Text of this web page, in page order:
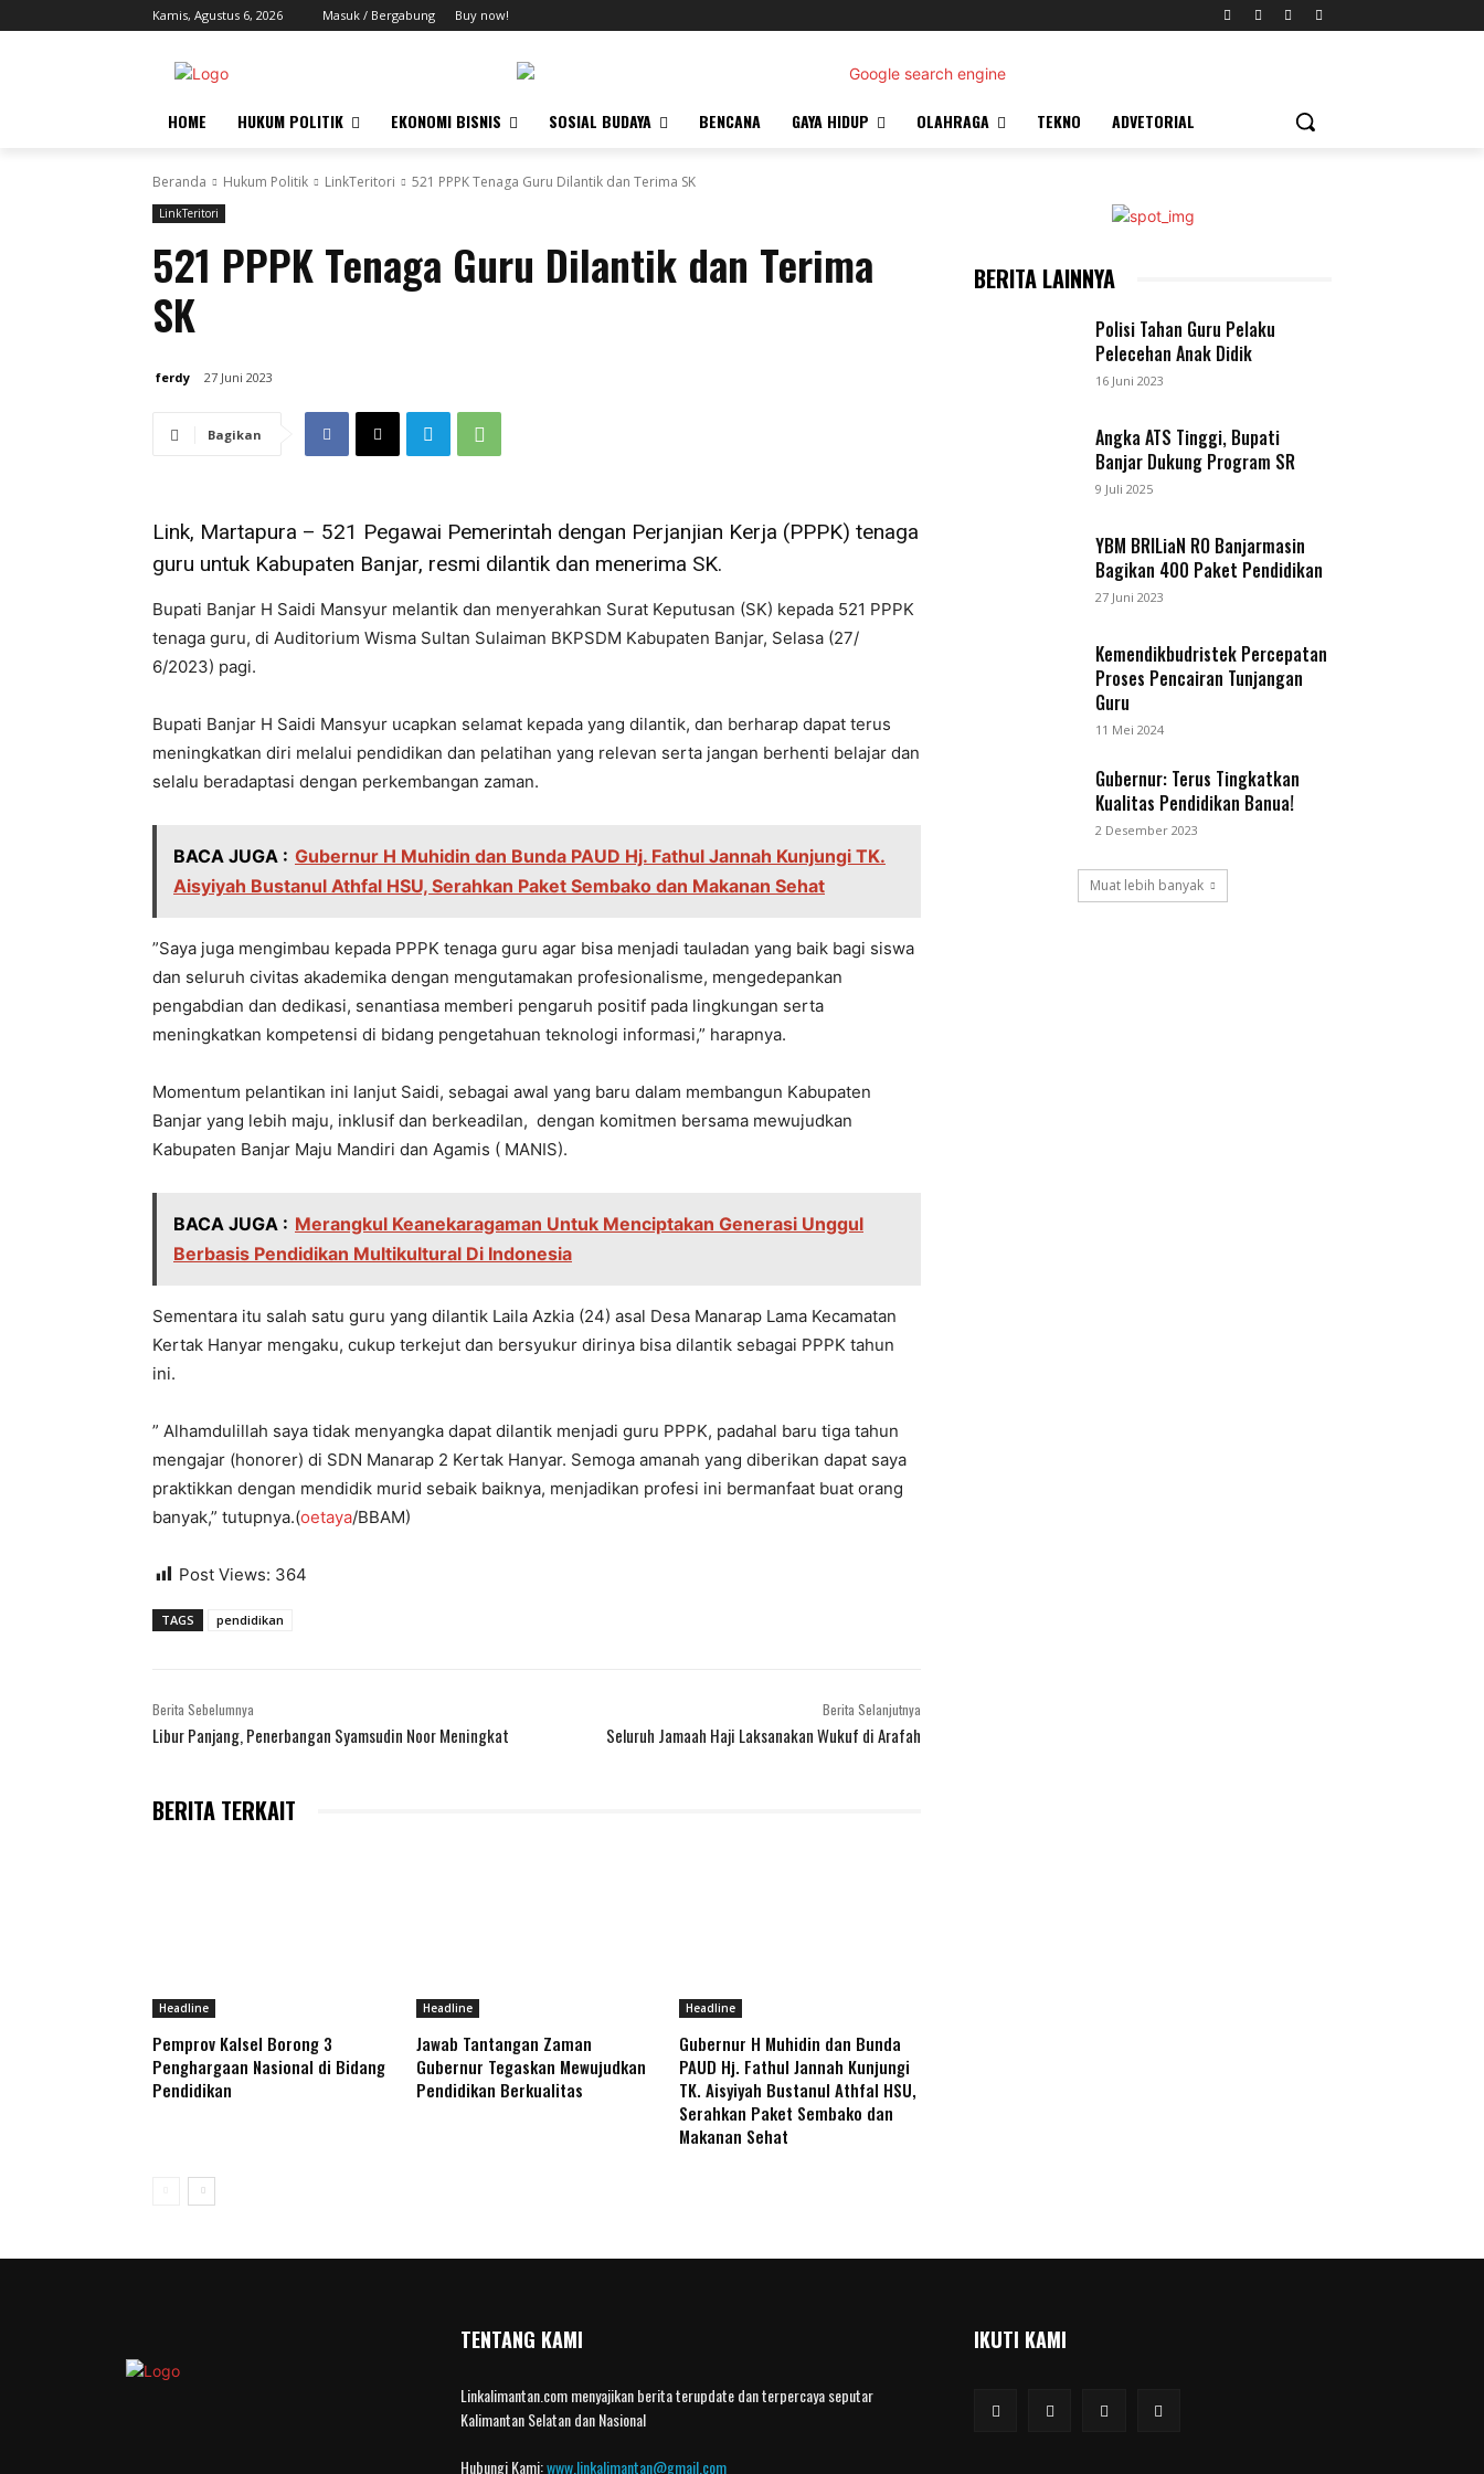
Kamis, Agustus 6, 2026 Masuk / Bergabung Buy now!
HOME HUKUM POLITIK EKONOMI BISNIS SOSIAL BUDAYA BENCANA GAYA HIDUP OLAHRAGA TEKNO ADVETORIAL
Beranda Hukum Politik LinkTeritori 521 PPPK Tenaga Guru Dilantik dan Terima SK
LinkTeritori
521 PPPK Tenaga Guru Dilantik dan Terima
SK
ferdy 27 Juni 2023
Bagikan
Link, Martapura – 521 Pegawai Pemerintah dengan Perjanjian Kerja (PPPK) tenaga
guru untuk Kabupaten Banjar, resmi dilantik dan menerima SK.
Bupati Banjar H Saidi Mansyur melantik dan menyerahkan Surat Keputusan (SK) kepada 521 PPPK
tenaga guru, di Auditorium Wisma Sultan Sulaiman BKPSDM Kabupaten Banjar, Selasa (27/
6/2023) pagi.
Bupati Banjar H Saidi Mansyur ucapkan selamat kepada yang dilantik, dan berharap dapat terus
meningkatkan diri melalui pendidikan dan pelatihan yang relevan serta jangan berhenti belajar dan
selalu beradaptasi dengan perkembangan zaman.
BACA JUGA : Gubernur H Muhidin dan Bunda PAUD Hj. Fathul Jannah Kunjungi TK.
Aisyiyah Bustanul Athfal HSU, Serahkan Paket Sembako dan Makanan Sehat
”Saya juga mengimbau kepada PPPK tenaga guru agar bisa menjadi tauladan yang baik bagi siswa
dan seluruh civitas akademika dengan mengutamakan profesionalisme, mengedepankan
pengabdian dan dedikasi, senantiasa memberi pengaruh positif pada lingkungan serta
meningkatkan kompetensi di bidang pengetahuan teknologi informasi,” harapnya.
Momentum pelantikan ini lanjut Saidi, sebagai awal yang baru dalam membangun Kabupaten
Banjar yang lebih maju, inklusif dan berkeadilan, dengan komitmen bersama mewujudkan
Kabupaten Banjar Maju Mandiri dan Agamis ( MANIS).
BACA JUGA : Merangkul Keanekaragaman Untuk Menciptakan Generasi Unggul
Berbasis Pendidikan Multikultural Di Indonesia
Sementara itu salah satu guru yang dilantik Laila Azkia (24) asal Desa Manarap Lama Kecamatan
Kertak Hanyar mengaku, cukup terkejut dan bersyukur dirinya bisa dilantik sebagai PPPK tahun
ini.
” Alhamdulillah saya tidak menyangka dapat dilantik menjadi guru PPPK, padahal baru tiga tahun
mengajar (honorer) di SDN Manarap 2 Kertak Hanyar. Semoga amanah yang diberikan dapat saya
praktikkan dengan mendidik murid sebaik baiknya, menjadikan profesi ini bermanfaat buat orang
banyak,” tutupnya.(oetaya/BBAM)
Post Views: 364
TAGS pendidikan
Berita Sebelumnya
Libur Panjang, Penerbangan Syamsudin Noor Meningkat
Berita Selanjutnya
Seluruh Jamaah Haji Laksanakan Wukuf di Arafah
BERITA TERKAIT
Headline
Pemprov Kalsel Borong 3
Penghargaan Nasional di Bidang
Pendidikan
Headline
Jawab Tantangan Zaman
Gubernur Tegaskan Mewujudkan
Pendidikan Berkualitas
Headline
Gubernur H Muhidin dan Bunda
PAUD Hj. Fathul Jannah Kunjungi
TK. Aisyiyah Bustanul Athfal HSU,
Serahkan Paket Sembako dan
Makanan Sehat
BERITA LAINNYA
Polisi Tahan Guru Pelaku
Pelecehan Anak Didik
16 Juni 2023
Angka ATS Tinggi, Bupati
Banjar Dukung Program SR
9 Juli 2025
YBM BRILiaN RO Banjarmasin
Bagikan 400 Paket Pendidikan
27 Juni 2023
Kemendikbudristek Percepatan
Proses Pencairan Tunjangan
Guru
11 Mei 2024
Gubernur: Terus Tingkatkan
Kualitas Pendidikan Banua!
2 Desember 2023
Muat lebih banyak
TENTANG KAMI
Linkalimantan.com menyajikan berita terupdate dan terpercaya seputar
Kalimantan Selatan dan Nasional
Hubungi Kami:www.linkalimantan@gmail.com
IKUTI KAMI